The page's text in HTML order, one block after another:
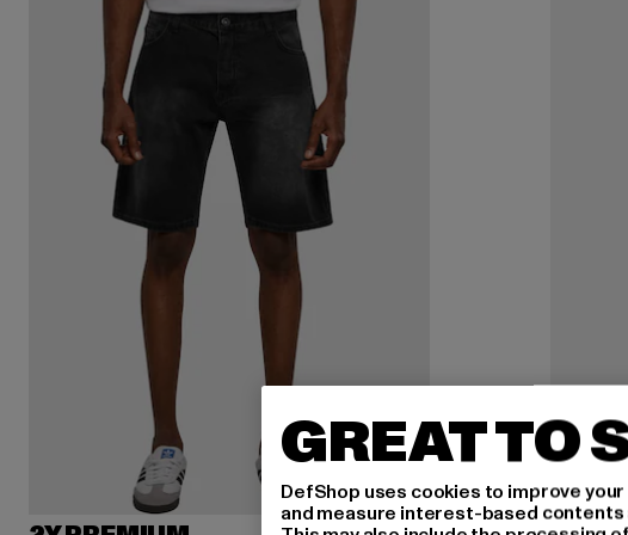
2Y
GREAT TO
DefShop uses cookies to improve
and measure interest-based contents